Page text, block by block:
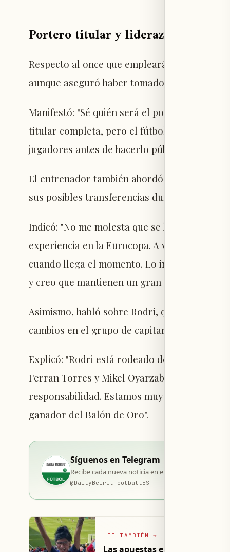
Portero titular y liderazgo de Rodri
Respecto al once que empleará en el
aunque aseguró haber tomado ya muchas
Manifestó: "Sé quién será el portero en el
titular completa, pero el fútbol está lleno de
jugadores antes de hacerlo público".
El entrenador también abordó el futuro de
sus posibles transferencias durante el
Indicó: "No me molesta que se hable del
experiencia en la Eurocopa. A veces es
cuando llega el momento. Lo importante es
y creo que mantienen un gran nivel de
Asimismo, habló sobre Rodri, quien asumirá
cambios en el grupo de capitanes.
Explicó: "Rodri está rodeado de jugadores
Ferran Torres y Mikel Oyarzabal. Posee
responsabilidad. Estamos muy tranquilos
ganador del Balón de Oro".
Síguenos en Telegram
Recibe cada nueva noticia en el momento de su
@DailyBeirutFootballES
LEE TAMBIÉN →
Las apuestas en el Mundial